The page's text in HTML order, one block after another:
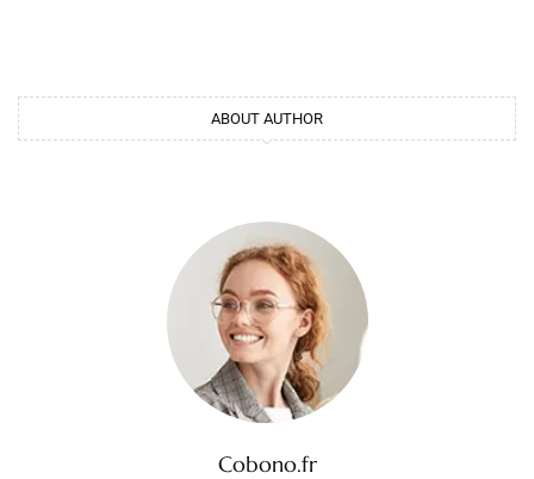
ABOUT AUTHOR
Cobono.fr